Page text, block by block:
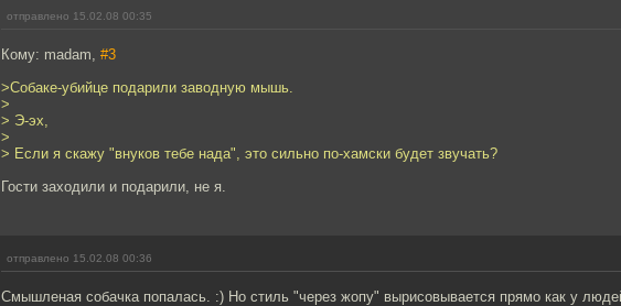
отправлено 15.02.08 00:35
Кому: madam, #3
>Собаке-убийце подарили заводную мышь.
>
> Э-эх,
>
> Если я скажу "внуков тебе нада", это сильно по-хамски будет звучать?
Гости заходили и подарили, не я.
отправлено 15.02.08 00:36
Смышленая собачка попалась. :) Но стиль "через жопу" вырисовывается прямо как у